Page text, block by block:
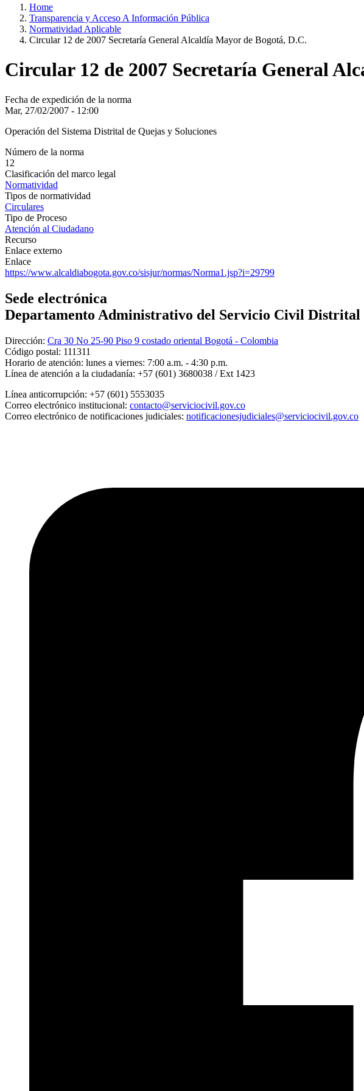
Home
Transparencia y Acceso A Información Pública
Normatividad Aplicable
Circular 12 de 2007 Secretaría General Alcaldía Mayor de Bogotá, D.C.
Circular 12 de 2007 Secretaría General
Fecha de expedición de la norma
Mar, 27/02/2007 - 12:00
Operación del Sistema Distrital de Quejas y Soluciones
Número de la norma
12
Clasificación del marco legal
Normatividad
Tipos de normatividad
Circulares
Tipo de Proceso
Atención al Ciudadano
Recurso
Enlace externo
Enlace
https://www.alcaldiabogota.gov.co/sisjur/normas/Norma1.jsp?i=29799
Sede electrónica
Departamento Administrativo del Servicio Civil Distrital
Dirección: Cra 30 No 25-90 Piso 9 costado oriental Bogotá - Colombia
Código postal: 111311
Horario de atención: lunes a viernes: 7:00 a.m. - 4:30 p.m.
Línea de atención a la ciudadanía: +57 (601) 3680038 / Ext 1423
Línea anticorrupción: +57 (601) 5553035
Correo electrónico institucional: contacto@serviciocivil.gov.co
Correo electrónico de notificaciones judiciales: notificacionesjudiciales@serviciocivil.gov.co